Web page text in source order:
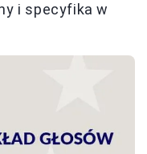
i specyfika w